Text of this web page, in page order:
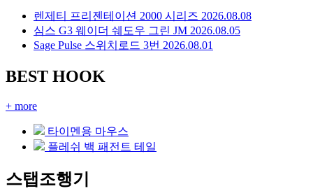
렌제티 프리젠테이션 2000 시리즈 2026.08.08
심스 G3 웨이더 쉐도우 그린 JM 2026.08.05
Sage Pulse 스위치로드 3번 2026.08.01
BEST HOOK
+ more
타이멘용 마우스
플레쉬 백 패전트 테일
스탭조행기